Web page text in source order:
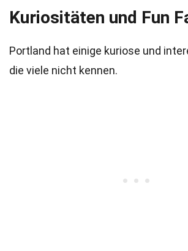
Kuriositäten und Fun
Portland hat einige kuriose und
die viele nicht kennen.